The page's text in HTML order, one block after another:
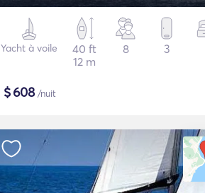
Yacht à voile
40 ft
12 m
8 3
$608/nuit